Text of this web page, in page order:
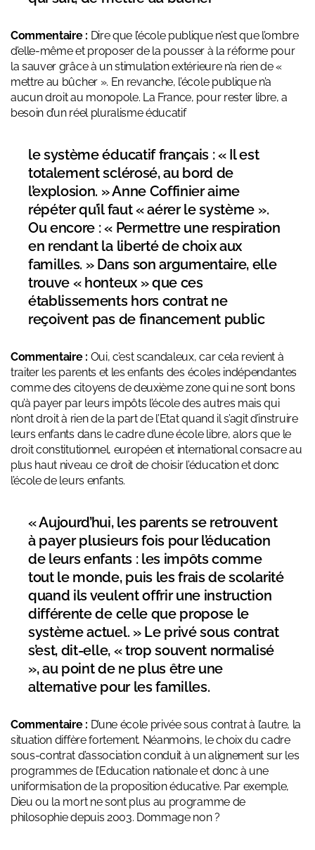
Commentaire : Dire que l’école publique n’est que l’ombre
d’elle-même et proposer de la pousser à la réforme pour
la sauver grâce à un stimulation extérieure n’a rien de «
mettre au bûcher ». En revanche, l’école publique n’a
aucun droit au monopole. La France, pour rester libre, a
besoin d’un réel pluralisme éducatif
le système éducatif français : « Il est
totalement sclérosé, au bord de
l’explosion. » Anne Coffinier aime
répéter qu’il faut « aérer le système ».
Ou encore : « Permettre une respiration
en rendant la liberté de choix aux
familles. » Dans son argumentaire, elle
trouve « honteux » que ces
établissements hors contrat ne
reçoivent pas de financement public
Commentaire : Oui, c’est scandaleux, car cela revient à
traiter les parents et les enfants des écoles indépendantes
comme des citoyens de deuxième zone qui ne sont bons
qu’à payer par leurs impôts l’école des autres mais qui
n’ont droit à rien de la part de l’Etat quand il s’agit d’instruire
leurs enfants dans le cadre d’une école libre, alors que le
droit constitutionnel, européen et international consacre au
plus haut niveau ce droit de choisir l’éducation et donc
l’école de leurs enfants.
« Aujourd’hui, les parents se retrouvent
à payer plusieurs fois pour l’éducation
de leurs enfants : les impôts comme
tout le monde, puis les frais de scolarité
quand ils veulent offrir une instruction
différente de celle que propose le
système actuel. » Le privé sous contrat
s’est, dit-elle, « trop souvent normalisé
», au point de ne plus être une
alternative pour les familles.
Commentaire : D’une école privée sous contrat à l’autre, la
situation diffère fortement. Néanmoins, le choix du cadre
sous-contrat d’association conduit à un alignement sur les
programmes de l’Education nationale et donc à une
uniformisation de la proposition éducative. Par exemple,
Dieu ou la mort ne sont plus au programme de
philosophie depuis 2003. Dommage non ?